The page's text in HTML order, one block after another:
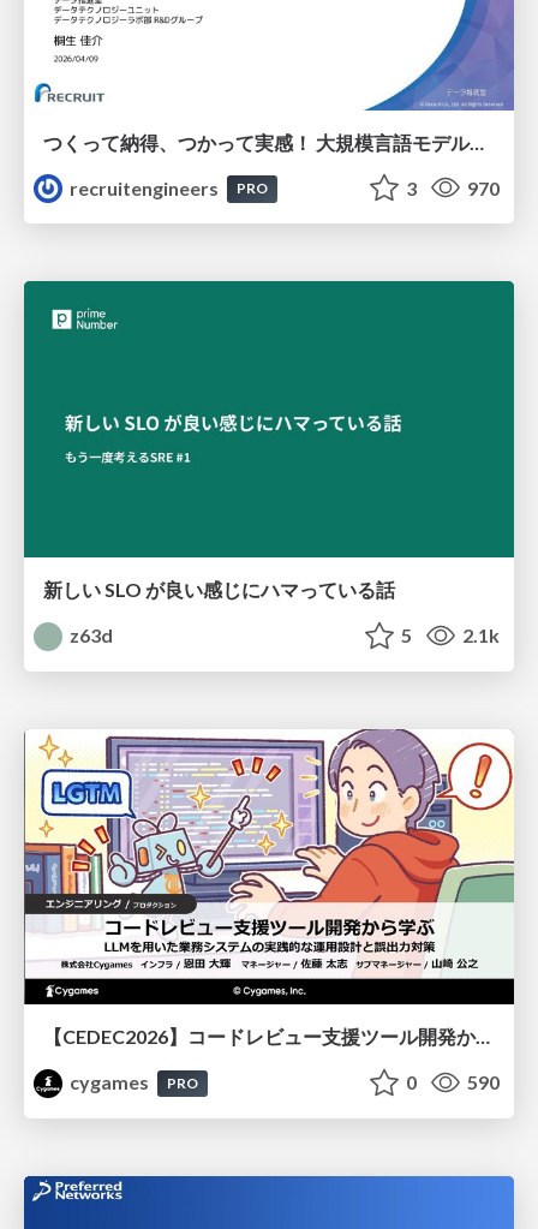
つくって納得、つかって実感！ 大規模言語モデルことはじめ ver2.0
recruitengineers
PRO 3 970
新しい SLO が良い感じにハマっている話
z63d
5 2.1k
【CEDEC2026】コードレビュー支援ツール開発から学ぶ：LLMを用いた業務システムの実践的な運用設計と誤出力対策
cygames
PRO 0 590